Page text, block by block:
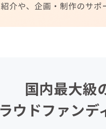
国内最大級
ウドファンデ